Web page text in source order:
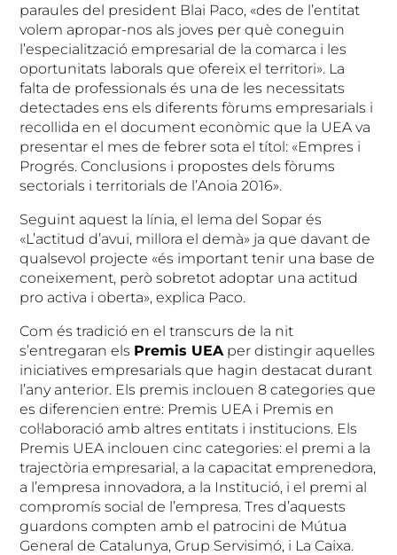
paraules del president Blai Paco, «des de l’entitat
volem apropar-nos als joves per què coneguin
l’especialització empresarial de la comarca i les
oportunitats laborals que ofereix el territori». La
falta de professionals és una de les necessitats
detectades ens els diferents fòrums empresarials i
recollida en el document econòmic que la UEA va
presentar el mes de febrer sota el títol: «Empres i
Progrés. Conclusions i propostes dels fòrums
sectorials i territorials de l’Anoia 2016».
Seguint aquest la línia, el lema del Sopar és
«L’actitud d’avui, millora el demà» ja que davant de
qualsevol projecte «és important tenir una base de
coneixement, però sobretot adoptar una actitud
pro activa i oberta», explica Paco.
Com és tradició en el transcurs de la nit
s’entregaran els Premis UEA per distingir aquelles
iniciatives empresarials que hagin destacat durant
l’any anterior. Els premis inclouen 8 categories que
es diferencien entre: Premis UEA i Premis en
col·laboració amb altres entitats i institucions. Els
Premis UEA inclouen cinc categories: el premi a la
trajectòria empresarial, a la capacitat emprenedora,
a l’empresa innovadora, a la Institució, i el premi al
compromís social de l’empresa. Tres d’aquests
guardons compten amb el patrocini de Mútua
General de Catalunya, Grup Servisimó, i La Caixa.